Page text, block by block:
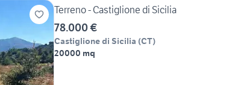
Terreno - Castiglione di Sicilia
78.000 €
Castiglione di Sicilia (CT)
20000 mq